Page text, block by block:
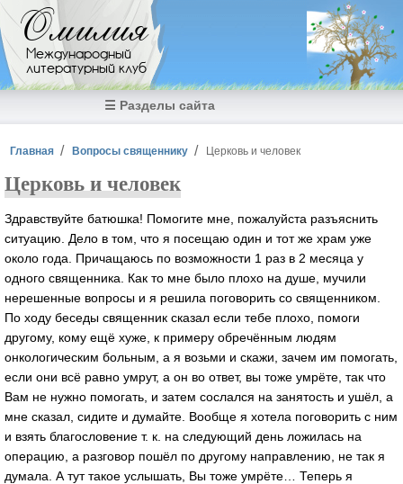
Перейти к основному содержанию
Омилия
Международный
литературный клуб
☰ Разделы сайта
Вы здесь
Главная Вопросы священнику Церковь и человек
Церковь и человек
Здравствуйте батюшка! Помогите мне, пожалуйста разъяснить
ситуацию. Дело в том, что я посещаю один и тот же храм уже
около года. Причащаюсь по возможности 1 раз в 2 месяца у
одного священника. Как то мне было плохо на душе, мучили
нерешенные вопросы и я решила поговорить со священником.
По ходу беседы священник сказал если тебе плохо, помоги
другому, кому ещё хуже, к примеру обречённым людям
онкологическим больным, а я возьми и скажи, зачем им помогать,
если они всё равно умрут, а он во ответ, вы тоже умрёте, так что
Вам не нужно помогать, и затем сослался на занятость и ушёл, а
мне сказал, сидите и думайте. Вообще я хотела поговорить с ним
и взять благословение т. к. на следующий день ложилась на
операцию, а разговор пошёл по другому направлению, не так я
думала. А тут такое услышать, Вы тоже умрёте… Теперь я